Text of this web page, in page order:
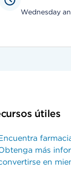
Wednesday
útiles
más
en